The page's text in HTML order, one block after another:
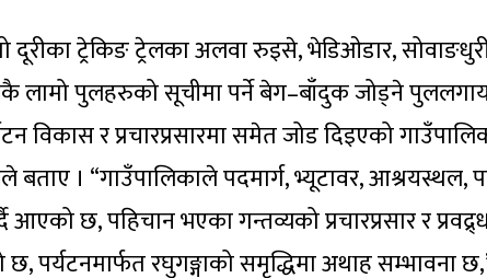
दूरीका ट्रेकिङ ट्रेलका अलवा रुइसे, भेडिओडार,
लामो पुलहरुको सूचीमा पर्ने बेग–बाँदुक जोड्ने
विकास र प्रचारप्रसारमा समेत जोड दिइएको
। “गाउँपालिकाले पदमार्ग, भ्यूटावर, आश्रयस्थल,
आएको छ, पहिचान भएका गन्तव्यको प्रचारप्रसार र
पर्यटनमार्फत रघुगङ्गाको समृद्धिमा अथाह सम्भावना